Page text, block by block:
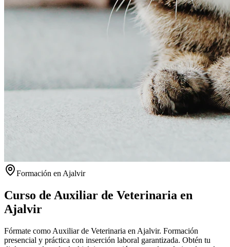
Formación en Ajalvir
Curso de Auxiliar de Veterinaria en
Ajalvir
Fórmate como Auxiliar de Veterinaria en Ajalvir. Formación
presencial y práctica con inserción laboral garantizada. Obtén tu